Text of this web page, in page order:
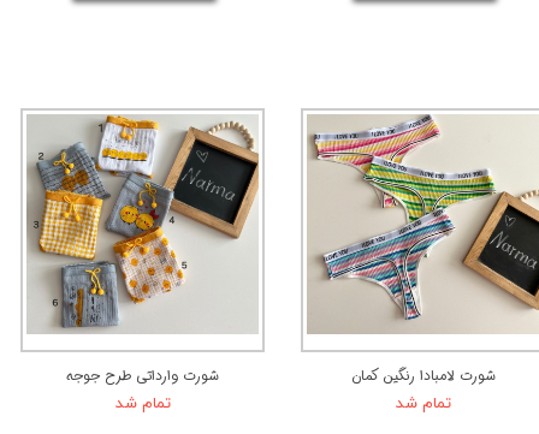
شورت لامبادا رنگین کمان
تمام شد
شورت وارداتی طرح جوجه
تمام شد